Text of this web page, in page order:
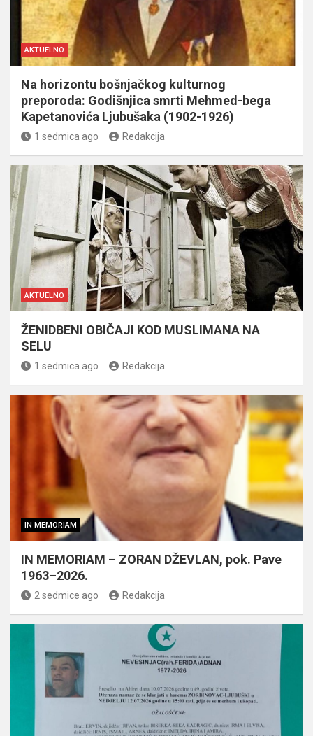
AKTUELNO
Na horizontu bošnjačkog kulturnog
preporoda: Godišnjica smrti Mehmed-bega
Kapetanovića Ljubušaka (1902-1926)
1 sedmica ago Redakcija
AKTUELNO
ŽENIDBENI OBIČAJI KOD MUSLIMANA NA
SELU
1 sedmica ago Redakcija
IN MEMORIAM
IN MEMORIAM – ZORAN DŽEVLAN, pok. Pave
1963–2026.
2 sedmice ago Redakcija